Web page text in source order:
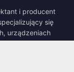
i producent
się
urządzeniach
obliczeniowych.